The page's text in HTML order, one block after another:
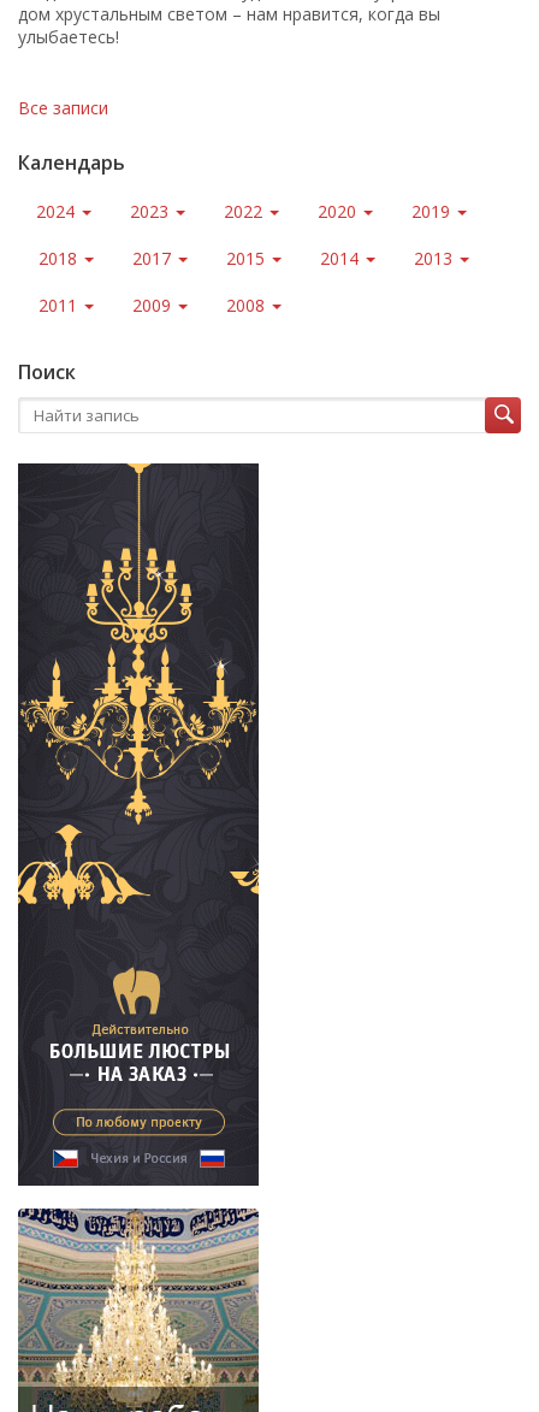
дом хрустальным светом – нам нравится, когда вы
улыбаетесь!
Все записи
Календарь
2024 2023 2022 2020 2019
2018 2017 2015 2014 2013
2011 2009 2008
Поиск